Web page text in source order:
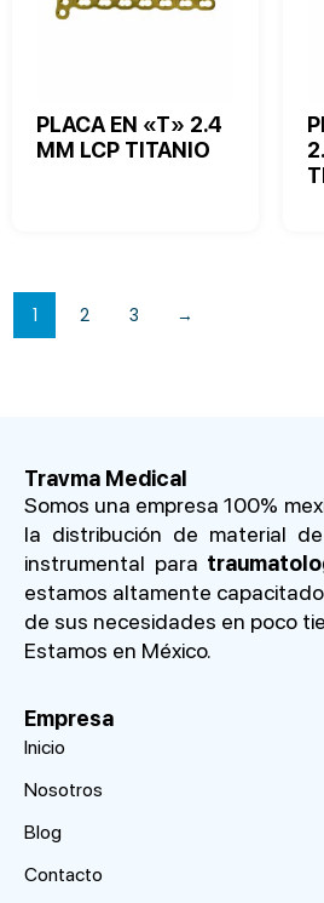
PLACA EN «T» 2.4
MM LCP TITANIO
1 2 3 →
Travma Medical
Somos una empresa 100%
la distribución de material
instrumental para
estamos altamente
de sus necesidades en poco
Estamos en México.
Empresa
Inicio
Nosotros
Blog
Contacto